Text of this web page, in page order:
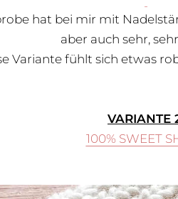
hat bei mir mit
aber auch sehr,
Variante fühlt sich etwas
VARIANTE
100% SWEET